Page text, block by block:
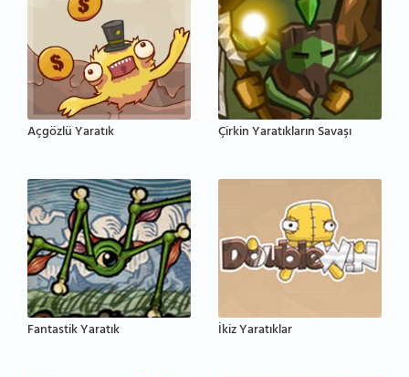
Açgözlü Yaratık Çirkin Yaratıkların Savaşı
Fantastik Yaratık İkiz Yaratıklar